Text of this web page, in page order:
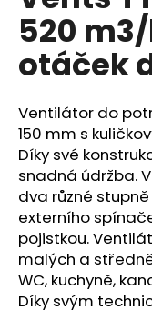
0,0
z
5
hvězdiček.
520
otáček
Ventilátor do
150 mm s
Díky své
snadná údržba.
dva různé
externího
pojistkou.
malých a
WC, kuchyně,
Díky svým
a
j
í
?
D